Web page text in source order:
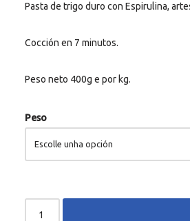
Pasta de trigo duro con Espirulina,
Cocción en 7 minutos.
Peso neto 400g e por kg.
Peso